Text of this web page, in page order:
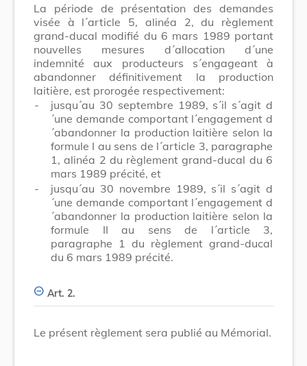
La période de présentation des demandes
visée à l´article 5, alinéa 2, du règlement
grand-ducal modifié du 6 mars 1989 portant
nouvelles mesures d´allocation d´une
indemnité aux producteurs s´engageant à
abandonner définitivement la production
laitière, est prorogée respectivement:
-
jusqu´au 30 septembre 1989, s´il s´agit d
´une demande comportant l´engagement d
´abandonner la production laitière selon la
formule I au sens de l´article 3, paragraphe
1, alinéa 2 du règlement grand-ducal du 6
mars 1989 précité, et
-
jusqu´au 30 novembre 1989, s´il s´agit d
´une demande comportant l´engagement d
´abandonner la production laitière selon la
formule II au sens de l´article 3,
paragraphe 1 du règlement grand-ducal
du 6 mars 1989 précité.
Art. 2.
Le présent règlement sera publié au Mémorial.